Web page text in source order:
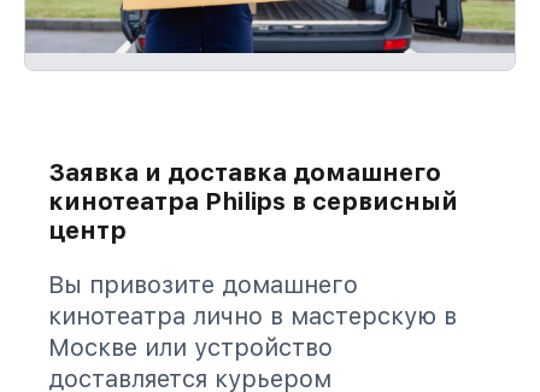
Заявка и доставка домашнего
кинотеатра Philips в сервисный
центр
Вы привозите домашнего
кинотеатра лично в мастерскую в
Москве или устройство
доставляется курьером